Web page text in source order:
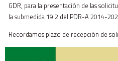
GDR, para la presentación de las
la submedida 19.2 del PDR-A 2014-
Recordamos plazo de recepción de